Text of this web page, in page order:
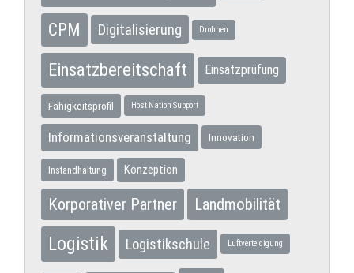
CPM Digitalisierung Drohnen
Einsatzbereitschaft Einsatzprüfung
Fähigkeitsprofil Host Nation Support
Informationsveranstaltung Innovation
Instandhaltung Konzeption
Korporativer Partner Landmobilität
Logistik Logistikschule Luftverteidigung